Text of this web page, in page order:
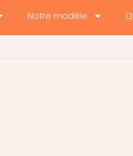
Notre modèle